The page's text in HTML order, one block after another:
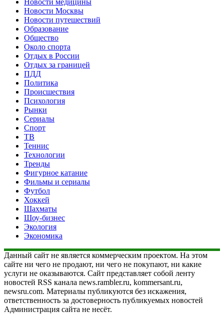
Новости Москвы
Новости путешествий
Образование
Общество
Около спорта
Отдых в России
Отдых за границей
ПДД
Политика
Происшествия
Психология
Рынки
Сериалы
Спорт
ТВ
Теннис
Технологии
Тренды
Фигурное катание
Фильмы и сериалы
Футбол
Хоккей
Шахматы
Шоу-бизнес
Экология
Экономика
Данный сайт не является коммерческим проектом. На этом
сайте ни чего не продают, ни чего не покупают, ни какие
услуги не оказываются. Сайт представляет собой ленту
новостей RSS канала news.rambler.ru, kommersant.ru,
newsru.com. Материалы публикуются без искажения,
ответственность за достоверность публикуемых новостей
Администрация сайта не несёт.